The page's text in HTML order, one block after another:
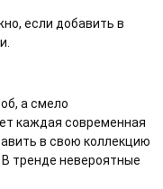
если добавить в
а смело
каждая современная
в свою коллекцию
тренде невероятные